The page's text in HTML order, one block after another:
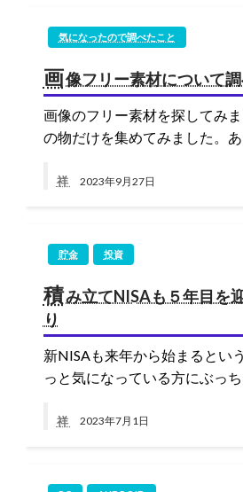
気になったので調べたこと
画像フリー素材について
画像のフリー素材を探してみ
の物だけを集めてみました。
祥 2023年9月27日
貯金 投資
積み立てNISAも５年目を
り
新NISAも来年から始まるとい
っと気になっている方にぶっ
祥 2023年7月1日